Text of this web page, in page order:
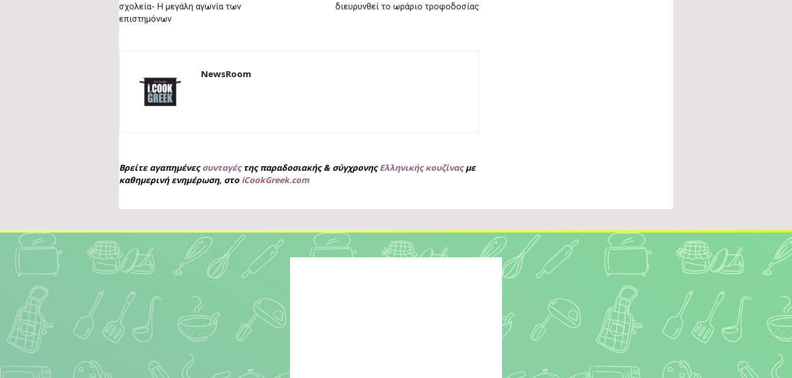
σχολεία- Η μεγάλη αγωνία των
επιστημόνων
διευρυνθεί το ωράριο τροφοδοσίας
NewsRoom
Βρείτε αγαπημένεςσυνταγέςτης παραδοσιακής & σύγχρονηςΕλληνικής κουζίναςμε
καθημερινή ενημέρωση, στο iCookGreek.com